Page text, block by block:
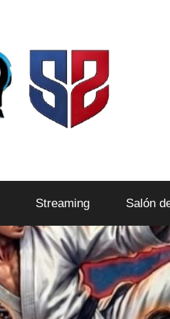
Streaming Salón